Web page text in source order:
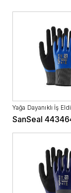
Yağa Dayanıklı İş
SanSeal